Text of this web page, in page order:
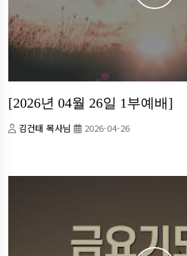
[2026년 04월 26일 1부예배]
김건태 목사님 2026-04-26